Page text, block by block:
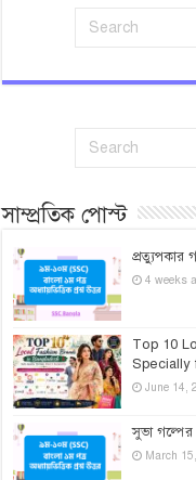
সাম্প্রতিক পোস্ট
প্রত্যুপকার
4 weeks
Top 10
Specially
June 14,
সুভা গল্পের
March